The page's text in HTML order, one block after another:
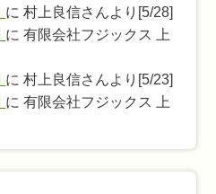
に 村上良信さんより[5/28]
に 有限会社フジックス 上
に 村上良信さんより[5/23]
に 有限会社フジックス 上